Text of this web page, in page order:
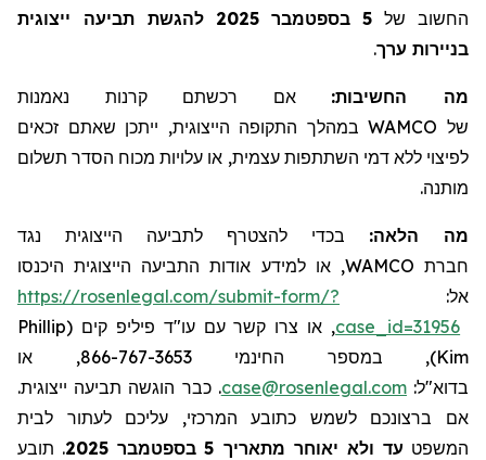
החשוב של 5 בספטמבר 2025 להגשת תביעה ייצוגית
בניירות ערך.
מה החשיבות: אם רכשתם
קרנות נאמנות
של WAMCOבמהלך התקופה הייצוגית, ייתכן שאתם זכאים
לפיצוי ללא דמי השתתפות עצמית, או עלויות מכוח הסדר תשלום
מותנה.
מה הלאה: בכדי להצטרף לתביעה הייצוגית נגד
חברת WAMCO, או למידע אודות התביעה הייצוגית היכנסו
אל: https://rosenlegal.com/submit-form/?
case_id=31956, או צרו קשר עם עו"ד פיליפ קים (Phillip
Kim
), במספר החינמי 866-767-3653, או
בדוא"ל:case@rosenlegal.com. כבר הוגשה תביעה ייצוגית.
אם ברצונכם לשמש כתובע המרכזי, עליכם לעתור לבית
המשפט עד ולא יאוחר מתאריך 5 בספטמבר 2025 . תובע